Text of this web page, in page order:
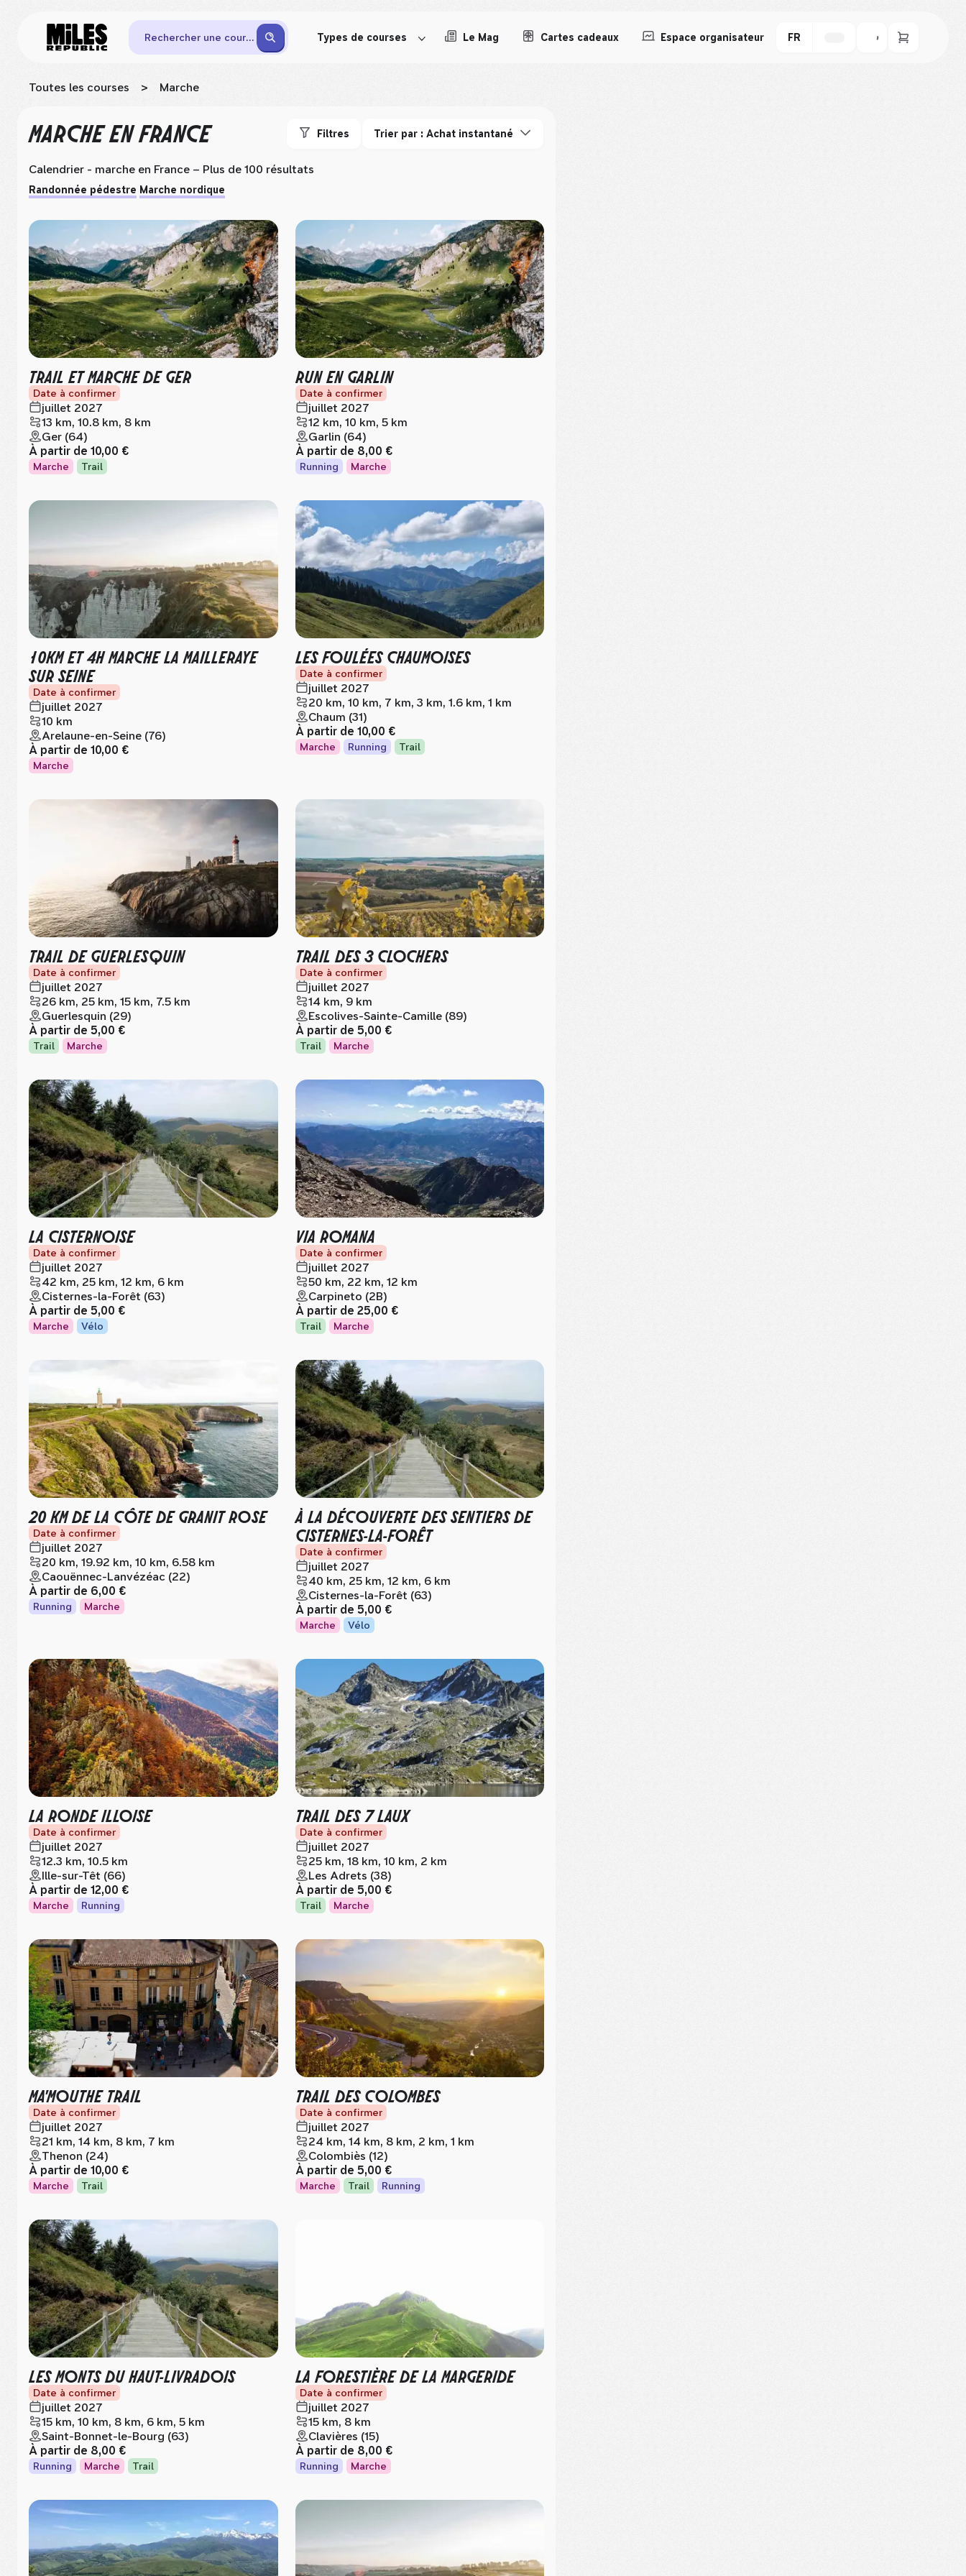
Rechercher une course Types de courses Le Mag Cartes cadeaux Espace organisateur FR
Toutes les courses > Marche
MARCHEEN FRANCE Filtres Trier par : Achat instantané
Calendrier - marche en France – Plus de 100 résultats
Randonnée pédestre Marche nordique
TRAIL ET MARCHE DE GER
Date à confirmer
juillet 2027
13 km, 10.8 km, 8 km
Ger (64)
À partir de 10,00 €
Marche Trail
RUN EN GARLIN
Date à confirmer
juillet 2027
12 km, 10 km, 5 km
Garlin (64)
À partir de 8,00 €
Running Marche
10KM ET 4H MARCHE LA MAILLERAYE
SUR SEINE
Date à confirmer
juillet 2027
10 km
Arelaune-en-Seine (76)
À partir de 10,00 €
Marche
LES FOULÉES CHAUMOISES
Date à confirmer
juillet 2027
20 km, 10 km, 7 km, 3 km, 1.6 km, 1 km
Chaum (31)
À partir de 10,00 €
Marche Running Trail
TRAIL DE GUERLESQUIN
Date à confirmer
juillet 2027
26 km, 25 km, 15 km, 7.5 km
Guerlesquin (29)
À partir de 5,00 €
Trail Marche
TRAIL DES 3 CLOCHERS
Date à confirmer
juillet 2027
14 km, 9 km
Escolives-Sainte-Camille (89)
À partir de 5,00 €
Trail Marche
LA CISTERNOISE
Date à confirmer
juillet 2027
42 km, 25 km, 12 km, 6 km
Cisternes-la-Forêt (63)
À partir de 5,00 €
Marche Vélo
VIA ROMANA
Date à confirmer
juillet 2027
50 km, 22 km, 12 km
Carpineto (2B)
À partir de 25,00 €
Trail Marche
20 KM DE LA CÔTE DE GRANIT ROSE
Date à confirmer
juillet 2027
20 km, 19.92 km, 10 km, 6.58 km
Caouënnec-Lanvézéac (22)
À partir de 6,00 €
Running Marche
À LA DÉCOUVERTE DES SENTIERS DE
CISTERNES-LA-FORÊT
Date à confirmer
juillet 2027
40 km, 25 km, 12 km, 6 km
Cisternes-la-Forêt (63)
À partir de 5,00 €
Marche Vélo
LA RONDE ILLOISE
Date à confirmer
juillet 2027
12.3 km, 10.5 km
Ille-sur-Têt (66)
À partir de 12,00 €
Marche Running
TRAIL DES 7 LAUX
Date à confirmer
juillet 2027
25 km, 18 km, 10 km, 2 km
Les Adrets (38)
À partir de 5,00 €
Trail Marche
MA'MOUTHE TRAIL
Date à confirmer
juillet 2027
21 km, 14 km, 8 km, 7 km
Thenon (24)
À partir de 10,00 €
Marche Trail
TRAIL DES COLOMBES
Date à confirmer
juillet 2027
24 km, 14 km, 8 km, 2 km, 1 km
Colombiès (12)
À partir de 5,00 €
Marche Trail Running
LES MONTS DU HAUT-LIVRADOIS
Date à confirmer
juillet 2027
15 km, 10 km, 8 km, 6 km, 5 km
Saint-Bonnet-le-Bourg (63)
À partir de 8,00 €
Running Marche Trail
LA FORESTIÈRE DE LA MARGERIDE
Date à confirmer
juillet 2027
15 km, 8 km
Clavières (15)
À partir de 8,00 €
Running Marche